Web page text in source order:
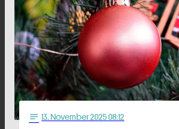
notes 13. November 2025 08:12